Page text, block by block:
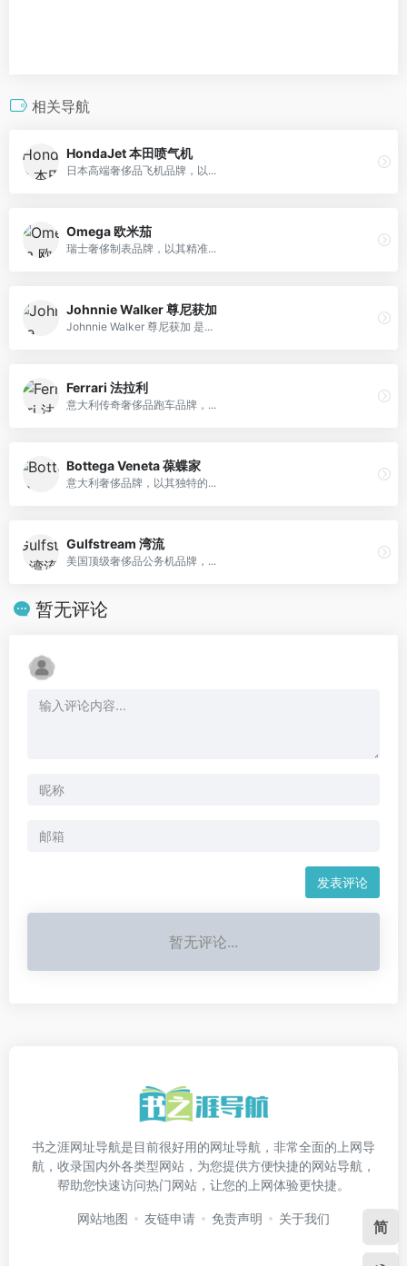
相关导航
HondaJet 本田喷气机
日本高端奢侈品飞机品牌，以...
Omega 欧米茄
瑞士奢侈制表品牌，以其精准...
Johnnie Walker 尊尼获加
Johnnie Walker 尊尼获加 是...
Ferrari 法拉利
意大利传奇奢侈品跑车品牌，...
Bottega Veneta 葆蝶家
意大利奢侈品牌，以其独特的...
Gulfstream 湾流
美国顶级奢侈品公务机品牌，...
暂无评论
发表评论
暂无评论...
书之涯网址导航是目前很好用的网址导航，非常全面的上网导
航，收录国内外各类型网站，为您提供方便快捷的网站导航，
帮助您快速访问热门网站，让您的上网体验更快捷。
网站地图 友链申请 免责声明 关于我们 简